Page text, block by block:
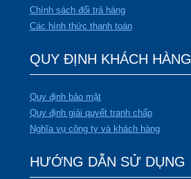
Chính sách đổi trả hàng
Các hình thức thanh toán
QUY ĐỊNH KHÁCH HÀNG
Quy định bảo mật
Quy định giải quyết tranh chấp
Nghĩa vụ công ty và khách hàng
HƯỚNG DẪN SỬ DỤNG